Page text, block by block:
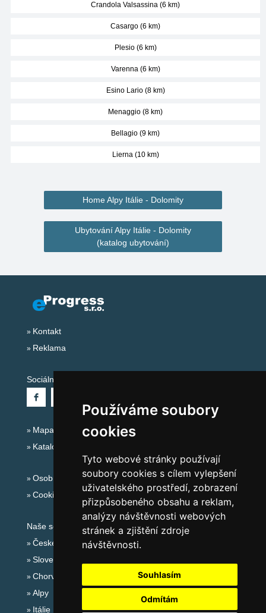
Používáme soubory
cookies
Tyto webové stránky používají
soubory cookies s cílem vylepšení
uživatelského prostředí, zobrazení
přizpůsobeného obsahu a reklam,
analýzy návštěvnosti webových
stránek a zjištění zdroje
návštěvnosti.
Souhlasím
Odmítám
Crandola Valsassina (6 km)
Casargo (6 km)
Plesio (6 km)
Varenna (6 km)
Esino Lario (8 km)
Menaggio (8 km)
Bellagio (9 km)
Lierna (10 km)
Home Alpy Itálie - Dolomity
Ubytování Alpy Itálie - Dolomity
(katalog ubytování)
Kontakt
Reklama
Sociální sítě:
Mapa serveru Alpy Itálie - Dolomity
Katalog ubytování
Osobní údaje
Cookies
Naše servery:
České hory
Slovenské hory
Chorvatsko
Alpy
Itálie